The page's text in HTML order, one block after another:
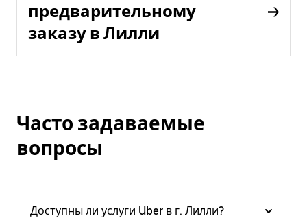
предварительному
заказу в Лилли
Часто задаваемые
вопросы
Доступны ли услуги Uber в г. Лилли?